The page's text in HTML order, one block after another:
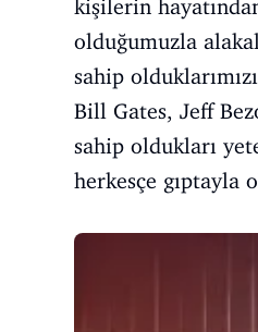
kişilerin
olduğumuzla
sahip
Bill Gates, Jeff
sahip oldukları
herkesçe gıptayla